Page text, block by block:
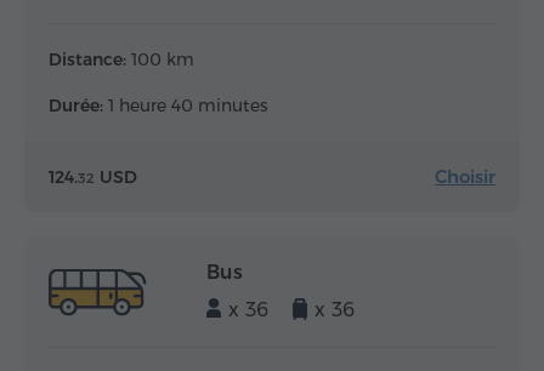
Distance: 100 km
Durée: 1 heure 40 minutes
124.32 USD Choisir
Bus
x 36
x 36